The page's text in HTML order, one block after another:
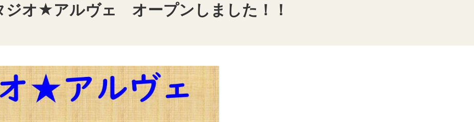
ジオ★アルヴェ オープンしました！！